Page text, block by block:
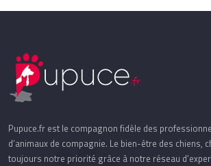
Pupuce.fr est le compagnon fidèle des
d’animaux de compagnie. Le bien-être des chiens,
toujours notre priorité grâce à notre réseau